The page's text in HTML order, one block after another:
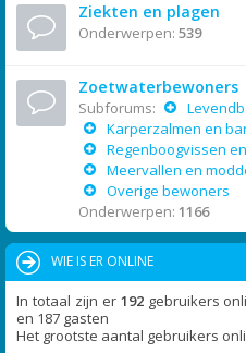
Ziekten en plagen
Onderwerpen: 539
Zoetwaterbewoners
Subforums:
Karperzalmen en
Regenboogvissen
Meervallen en
Overige bewoners
Onderwerpen: 1166
WIE IS ER ONLINE
In totaal zijn er 192gebruikers
en 187 gasten
Het grootste aantal gebruikers